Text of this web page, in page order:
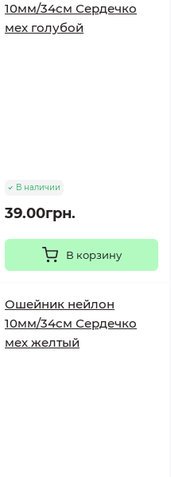
10мм/34см Сердечко
мех голубой
В наличии
39.00грн.
В корзину
Ошейник нейлон
10мм/34см Сердечко
мех желтый